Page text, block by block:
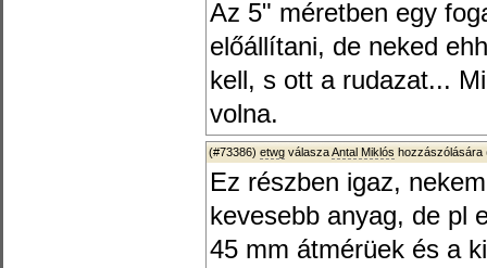
Az 5" méretben egy
előállítani, de neked
kell, s ott a rudazat...
volna.
(#73386) etwg válaszaAntal Miklós hozzászólására
Ez részben igaz,
kevesebb anyag, de pl
45 mm átmérüek és a